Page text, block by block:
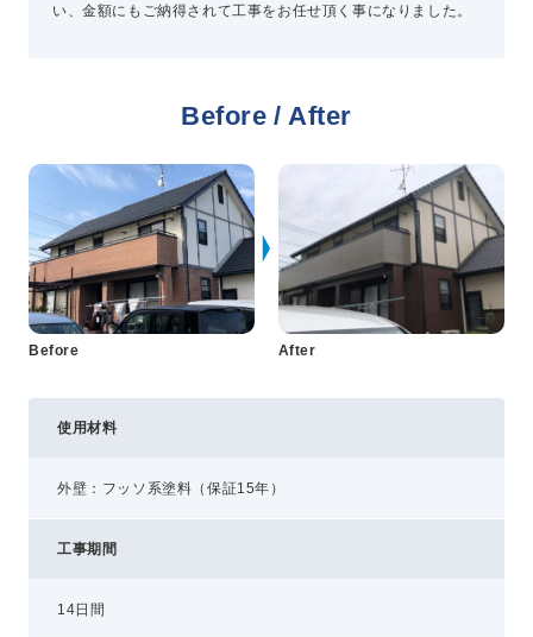
無料点検
コミュニティガイドライン
AIポリシー
特定商取引法に基づく表記
い、金額にもご納得されて工事をお任せ頂く事になりました。
Before / After
Before After
使用材料
外壁：フッソ系塗料（保証15年）
工事期間
14日間